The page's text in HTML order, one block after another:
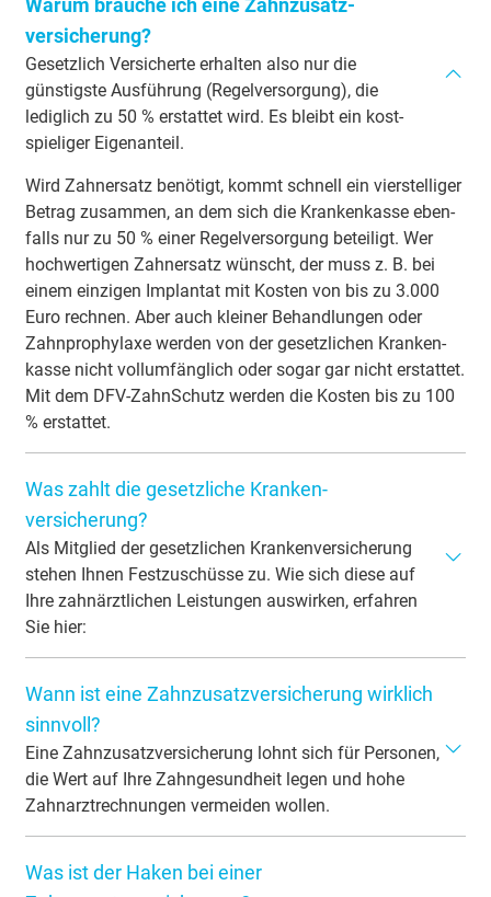
Warum brauche ich eine Zahnzusatz­
versicherung?
Gesetzlich Versicherte erhalten also nur die
günstigste Ausführung (Regel­versorgung), die
lediglich zu 50 % erstattet wird. Es bleibt ein kost­
spieliger Eigen­anteil.
Wird Zahn­ersatz benötigt, kommt schnell ein vier­stelliger
Betrag zusammen, an dem sich die Kranken­kasse eben­
falls nur zu 50 % einer Regel­versorgung beteiligt. Wer
hoch­wertigen Zahn­ersatz wünscht, der muss z. B. bei
einem einzigen Implantat mit Kosten von bis zu 3.000
Euro rechnen. Aber auch kleiner Behandlungen oder
Zahn­prophylaxe werden von der gesetzlichen Kranken­
kasse nicht vollumfänglich oder sogar gar nicht erstattet.
Mit dem DFV-ZahnSchutz werden die Kosten bis zu 100
% erstattet.
Was zahlt die gesetz­liche Kranken­
versicherung?
Als Mitglied der gesetzlichen Krankenversicherung
stehen Ihnen Festzuschüsse zu. Wie sich diese auf
Ihre zahnärztlichen Leistungen auswirken, erfahren
Sie hier:
gesetzliche Krankenversicherung (GKV) übernimmt die
Kosten für Zahnprothesen/Brücken und Kronen in Form
eines sogenannten Festzuschusses. Das bedeutet, dass
für einen spezifischen Befund ein vordefinierter Betrag
erstattet wird, der über die Regelversorgung definiert
GKV nur für die günstigste Alternative. Aufwendungen,
Wann ist eine Zahnzusatzversicherung wirklich
sinnvoll?
Eine Zahnzusatzversicherung lohnt sich für Personen,
die Wert auf Ihre Zahngesundheit legen und hohe
Zahnarztrechnungen vermeiden wollen.
kieferorthopädische Behandlungen, die oft nicht
Was ist der Haken bei einer